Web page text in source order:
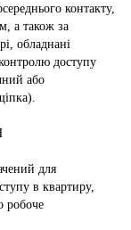
контакту,
а також за
обладнані
доступу
або
для
в квартиру,
робоче